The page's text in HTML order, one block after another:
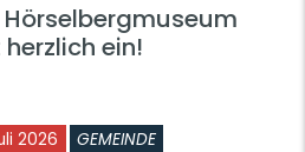
Hörselbergmuseum
ein!
2026 GEMEINDE